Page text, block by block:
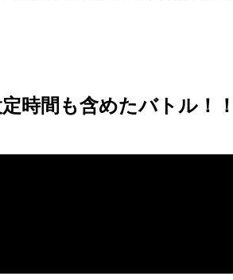
時間も含めたバトル！！